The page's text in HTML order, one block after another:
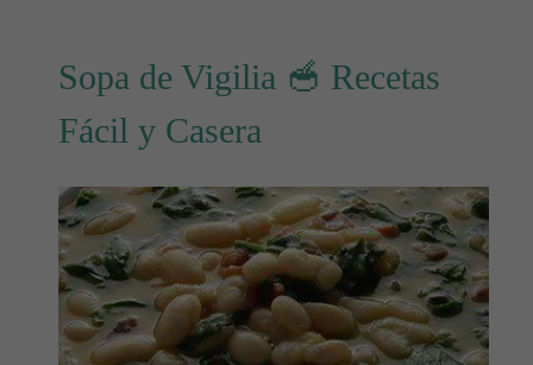
Sopa de Vigilia 🥣 Recetas
Fácil y Casera